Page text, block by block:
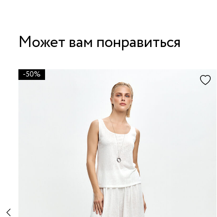
Может вам понравиться
-50%